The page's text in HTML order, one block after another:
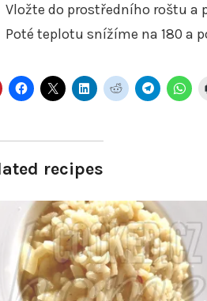
Vložte do prostředního roštu a
Poté teplotu snížíme na 180 a
recipes